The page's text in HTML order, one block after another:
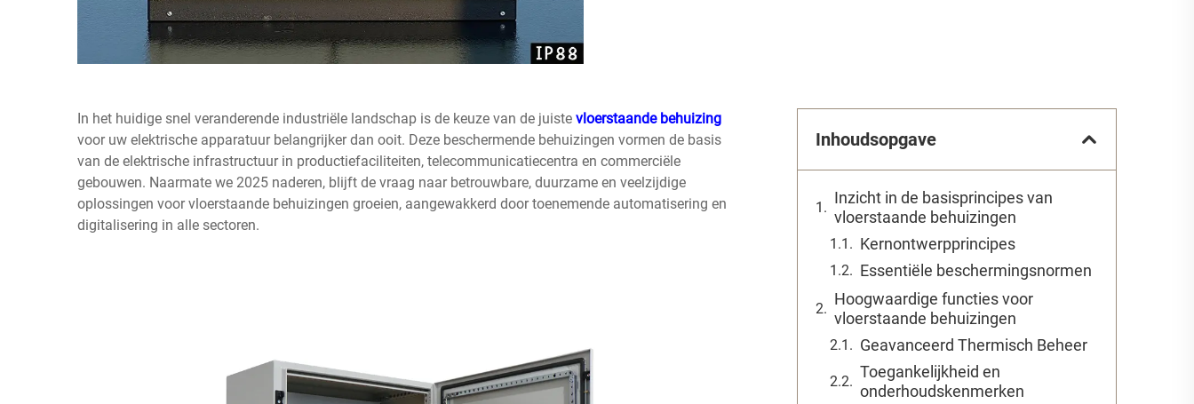
In het huidige snel veranderende industriële landschap is de keuze van de juiste vloerstaande behuizing
voor uw elektrische apparatuur belangrijker dan ooit. Deze beschermende behuizingen vormen de basis
van de elektrische infrastructuur in productiefaciliteiten, telecommunicatiecentra en commerciële
gebouwen. Naarmate we 2025 naderen, blijft de vraag naar betrouwbare, duurzame en veelzijdige
oplossingen voor vloerstaande behuizingen groeien, aangewakkerd door toenemende automatisering en
digitalisering in alle sectoren.
Inhoudsopgave
Inzicht in de basisprincipes van
vloerstaande behuizingen
Kernontwerpprincipes
Essentiële beschermingsnormen
Hoogwaardige functies voor
vloerstaande behuizingen
Geavanceerd Thermisch Beheer
Toegankelijkheid en
onderhoudskenmerken